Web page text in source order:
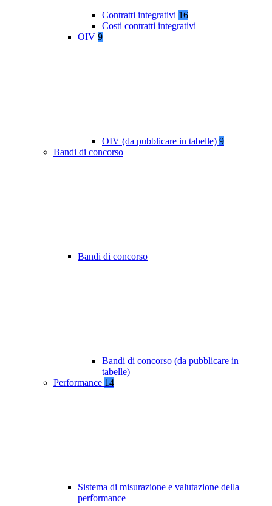
Contratti integrativi 16
Costi contratti integrativi
OIV 9
OIV (da pubblicare in tabelle) 9
Bandi di concorso
Bandi di concorso
Bandi di concorso (da pubblicare in
tabelle)
Performance 14
Sistema di misurazione e valutazione della
performance